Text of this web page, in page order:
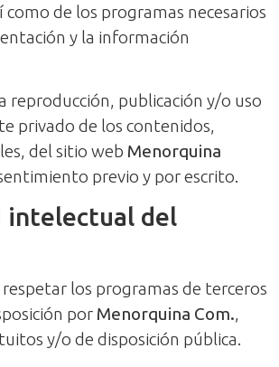
como de los programas necesarios
y la información
reproducción, publicación y/o uso
privado de los contenidos,
del sitio web Menorquina
previo y por escrito.
intelectual del
los programas de terceros
por Menorquina Com.,
y/o de disposición pública.